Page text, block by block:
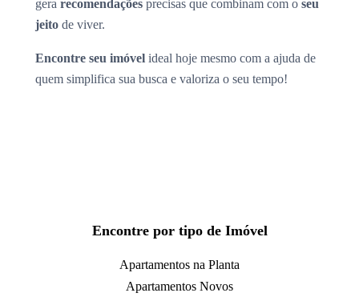
gera recomendações precisas que combinam com o seu
jeito de viver.
Encontre seu imóvel ideal hoje mesmo com a ajuda de
quem simplifica sua busca e valoriza o seu tempo!
Encontre por tipo de Imóvel
Apartamentos na Planta
Apartamentos Novos